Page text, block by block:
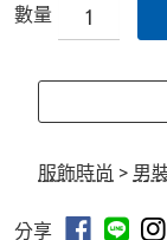
數量
服飾時尚 > 男
分享